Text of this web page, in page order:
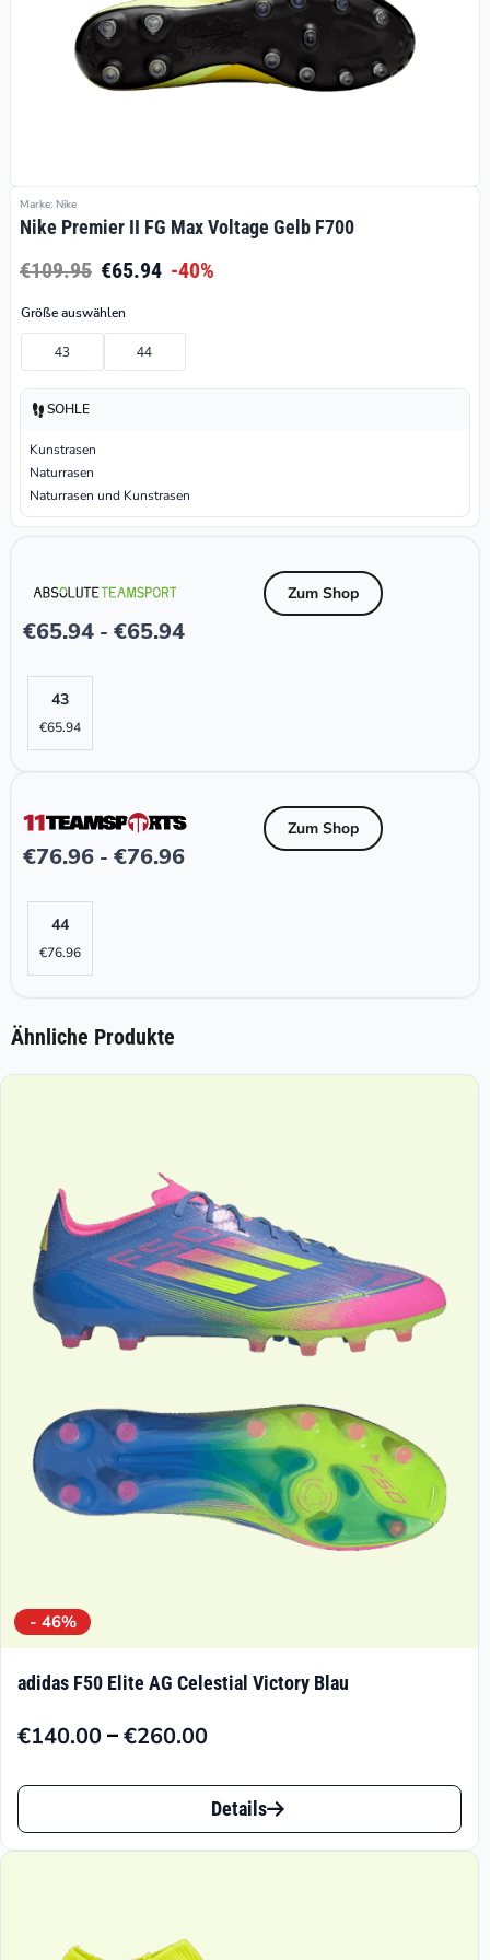
Marke: Nike
Nike Premier II FG Max Voltage Gelb F700
€109.95 €65.94 -40%
Größe auswählen
43 44
SOHLE
Kunstrasen
Naturrasen
Naturrasen und Kunstrasen
€65.94 - €65.94
Zum Shop
43
€65.94
€76.96 - €76.96
Zum Shop
44
€76.96
Ähnliche Produkte
- 46%
adidas F50 Elite AG Celestial Victory Blau
€140.00–€260.00
Preisspanne:
€260.00
Dieses
Produkt
Varianten
Details